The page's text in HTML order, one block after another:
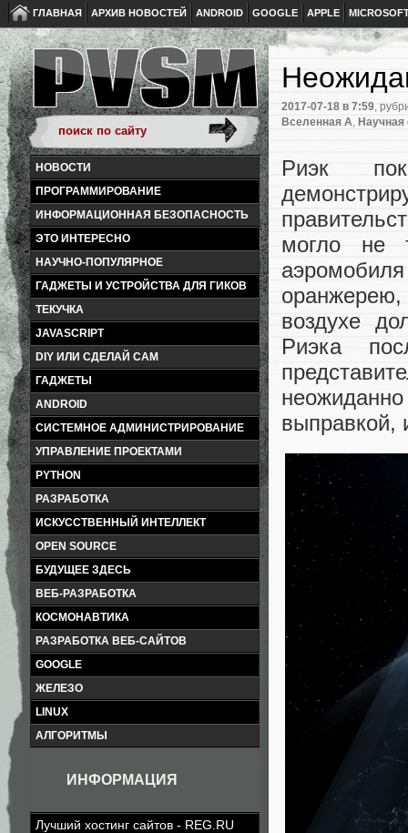
ГЛАВНАЯ АРХИВ НОВОСТЕЙ ANDROID GOOGLE APPLE
НОВОСТИ
ПРОГРАММИРОВАНИЕ
ИНФОРМАЦИОННАЯ БЕЗОПАСНОСТЬ
ЭТО ИНТЕРЕСНО
НАУЧНО-ПОПУЛЯРНОЕ
ГАДЖЕТЫ И УСТРОЙСТВА ДЛЯ ГИКОВ
ТЕКУЧКА
JAVASCRIPT
DIY ИЛИ СДЕЛАЙ САМ
ГАДЖЕТЫ
ANDROID
СИСТЕМНОЕ АДМИНИСТРИРОВАНИЕ
УПРАВЛЕНИЕ ПРОЕКТАМИ
PYTHON
РАЗРАБОТКА
ИСКУССТВЕННЫЙ ИНТЕЛЛЕКТ
OPEN SOURCE
БУДУЩЕЕ ЗДЕСЬ
ВЕБ-РАЗРАБОТКА
КОСМОНАВТИКА
РАЗРАБОТКА ВЕБ-САЙТОВ
GOOGLE
ЖЕЛЕЗО
LINUX
АЛГОРИТМЫ
ИНФОРМАЦИЯ
Лучший хостинг сайтов - REG.RU
2017-07-18 в 7:59,
Вселенная А, Научная
Риэк
могло не
воздухе
Риэка
выправкой,